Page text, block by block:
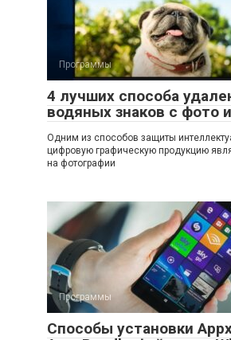
Программы
4 лучших способа
водяных знаков с фото
Одним из способов защиты
цифровую графическую продукцию
на фотографии
Программы
Способы установки